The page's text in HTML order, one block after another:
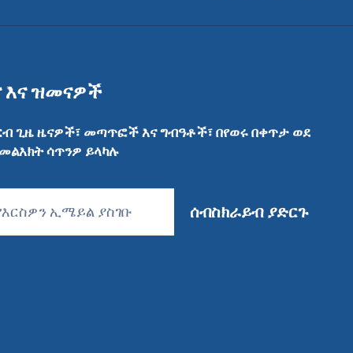
እና ዝመናዎች
ጊዜ ዜናዎች፣ መጣጥፎች እና ግብዓቶች፣ በየወሩ በቀጥታ ወደ
ሳጥንዎ ይላካሉ
ሰብስክራይብ ያድርጉ